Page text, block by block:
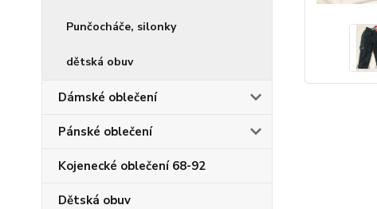
Punčocháče, silonky
dětská obuv
Dámské oblečení
Pánské oblečení
Kojenecké oblečení 68-92
Dětská obuv